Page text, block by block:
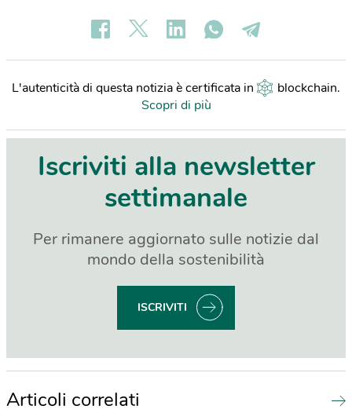
L'autenticità di questa notizia è certificata in blockchain.
Scopri di più
Iscriviti alla newsletter
settimanale
Per rimanere aggiornato sulle notizie dal
mondo della sostenibilità
ISCRIVITI
Articoli correlati